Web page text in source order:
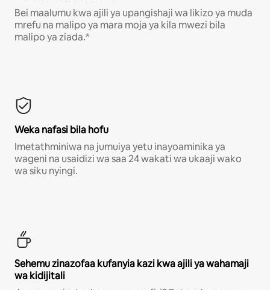
Bei maalumu kwa ajili ya upangishaji wa likizo ya muda
mrefu na malipo ya mara moja ya kila mwezi bila
malipo ya ziada.*
Weka nafasi bila hofu
Imetathminiwa na jumuiya yetu inayoaminika ya
wageni na usaidizi wa saa 24 wakati wa ukaaji wako
wa siku nyingi.
Sehemu zinazofaa kufanyia kazi kwa ajili ya wahamaji
wa kidijitali